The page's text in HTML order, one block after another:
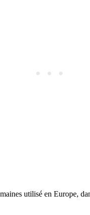
utilisé en Europe,